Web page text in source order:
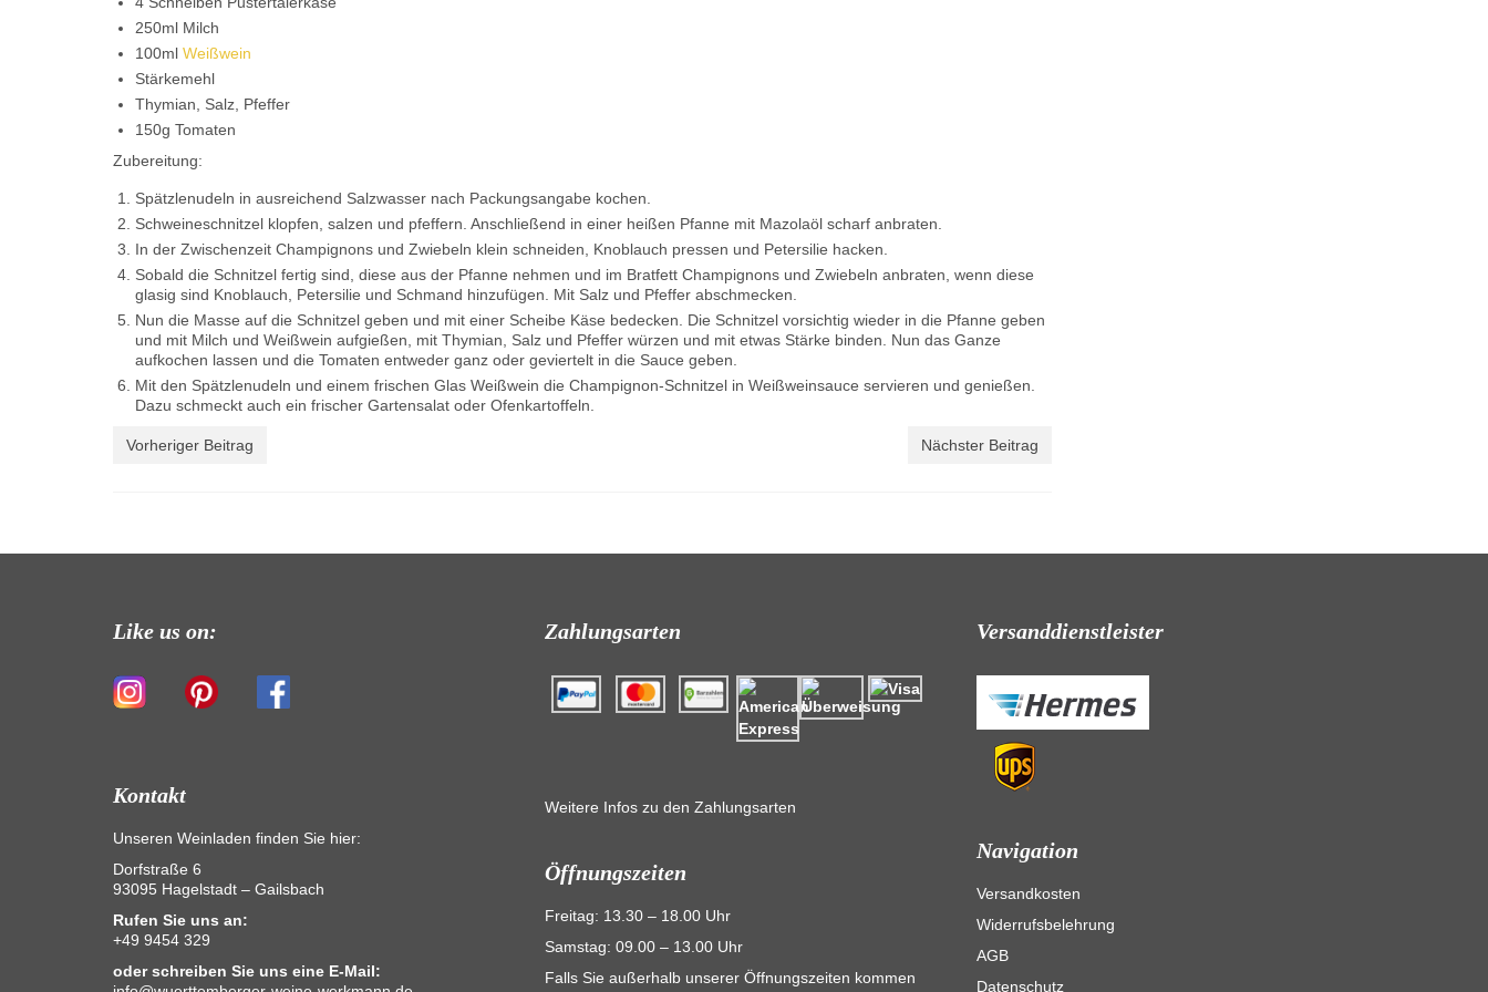
250ml Milch
100ml Weißwein
Stärkemehl
Thymian, Salz, Pfeffer
150g Tomaten
Zubereitung:
Spätzlenudeln in ausreichend Salzwasser nach Packungsangabe kochen.
Schweineschnitzel klopfen, salzen und pfeffern. Anschließend in einer heißen Pfanne mit Mazolaöl scharf anbraten.
In der Zwischenzeit Champignons und Zwiebeln klein schneiden, Knoblauch pressen und Petersilie hacken.
Sobald die Schnitzel fertig sind, diese aus der Pfanne nehmen und im Bratfett Champignons und Zwiebeln anbraten, wenn diese
glasig sind Knoblauch, Petersilie und Schmand hinzufügen. Mit Salz und Pfeffer abschmecken.
Nun die Masse auf die Schnitzel geben und mit einer Scheibe Käse bedecken. Die Schnitzel vorsichtig wieder in die Pfanne geben
und mit Milch und Weißwein aufgießen, mit Thymian, Salz und Pfeffer würzen und mit etwas Stärke binden. Nun das Ganze
aufkochen lassen und die Tomaten entweder ganz oder geviertelt in die Sauce geben.
Mit den Spätzlenudeln und einem frischen Glas Weißwein die Champignon-Schnitzel in Weißweinsauce servieren und genießen.
Dazu schmeckt auch ein frischer Gartensalat oder Ofenkartoffeln.
Vorheriger Beitrag Nächster Beitrag
Like us on:
Kontakt
Unseren Weinladen finden Sie hier:
Dorfstraße 6
93095 Hagelstadt – Gailsbach
Rufen Sie uns an:
+49 9454 329
oder schreiben Sie uns eine E-Mail:
Zahlungsarten
Weitere Infos zu den Zahlungsarten
Öffnungszeiten
Freitag: 13.30 – 18.00 Uhr
Samstag: 09.00 – 13.00 Uhr
Falls Sie außerhalb unserer Öffnungszeiten kommen
Versanddienstleister
Navigation
Versandkosten
Widerrufsbelehrung
AGB
Datenschutz